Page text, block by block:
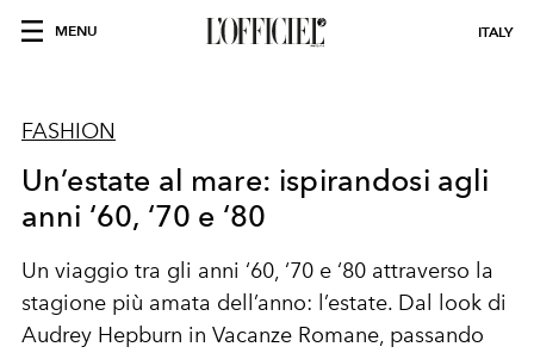
MENU ITALY
FASHION
Un’estate al mare: ispirandosi agli
anni ‘60, ‘70 e ‘80
Un viaggio tra gli anni ‘60, ‘70 e ‘80 attraverso la
stagione più amata dell’anno: l’estate. Dal look di
Audrey Hepburn in Vacanze Romane, passando